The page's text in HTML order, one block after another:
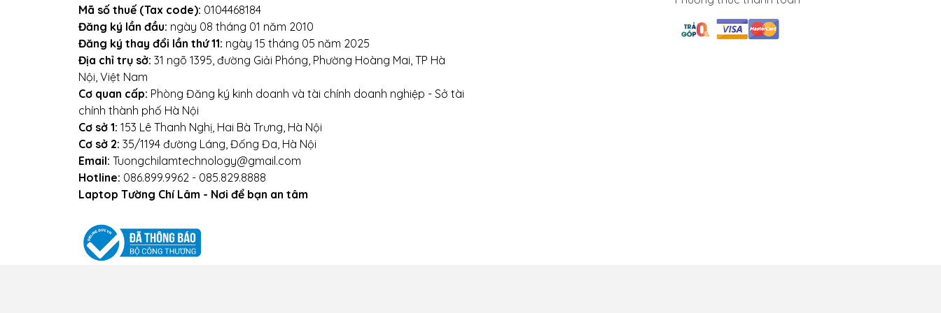
Địa chỉ: Số 153 Lê Thanh Nghị- Phường Đồng Tâm- Quận Hai Bà Trưng- Hà Nội.
Website: https://tuongchilam.com
Mã số thuế (Tax code): 0104468184
Đăng ký lần đầu: ngày 08 tháng 01 năm 2010
Đăng ký thay đổi lần thứ 11: ngày 15 tháng 05 năm 2025
Địa chỉ trụ sở: 31 ngõ 1395, đường Giải Phóng, Phường Hoàng Mai, TP Hà
Nội, Việt Nam
Cơ quan cấp: Phòng Đăng ký kinh doanh và tài chính doanh nghiệp - Sở tài
chính thành phố Hà Nội
Cơ sở 1: 153 Lê Thanh Nghị, Hai Bà Trưng, Hà Nội
Cơ sở 2: 35/1194 đường Láng, Đống Đa, Hà Nội
Email: Tuongchilamtechnology@gmail.com
Hotline: 086.899.9962 - 085.829.8888
Laptop Tường Chí Lâm - Nơi để bạn an tâm